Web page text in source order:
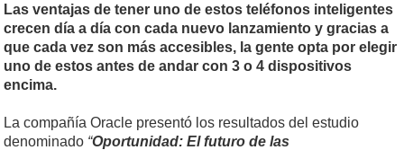
Las ventajas de tener uno de estos teléfonos inteligentes
crecen día a día con cada nuevo lanzamiento y gracias a
que cada vez son más accesibles, la gente opta por elegir
uno de estos antes de andar con 3 o 4 dispositivos
encima.
La compañía Oracle presentó los resultados del estudio
denominado “Oportunidad: El futuro de las